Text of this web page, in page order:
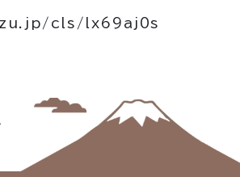
cls/lx69aj0s